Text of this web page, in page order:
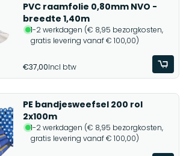
PVC raamfolie 0,80mm NVO -
breedte 1,40m
1-2 werkdagen (€ 8,95 bezorgkosten,
gratis levering vanaf € 100,00)
€37,00Incl btw
PE bandjesweefsel 200 rol
2x100m
1-2 werkdagen (€ 8,95 bezorgkosten,
gratis levering vanaf € 100,00)